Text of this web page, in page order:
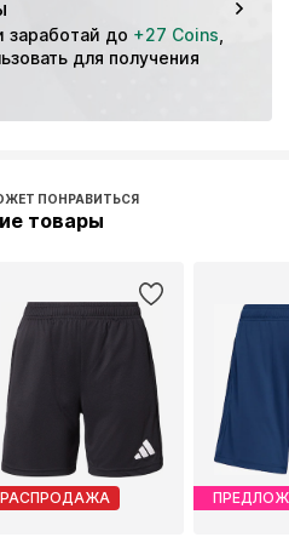
заработай до +27 Coins
для получения
ПОНРАВИТЬСЯ
товары
РАСПРОДАЖА